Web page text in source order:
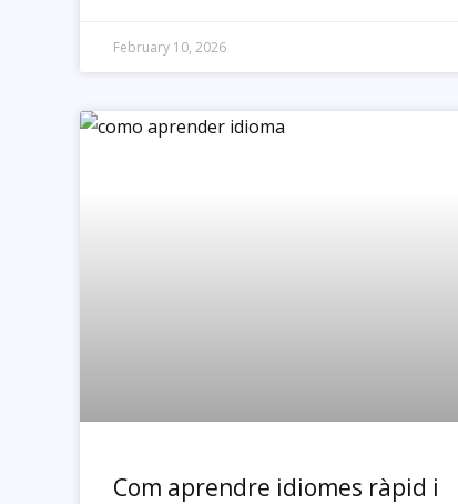
February 10, 2026
Com aprendre idiomes ràpid i